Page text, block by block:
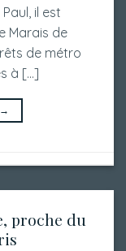
il est
Marais de
de métro
à […]
→
proche du